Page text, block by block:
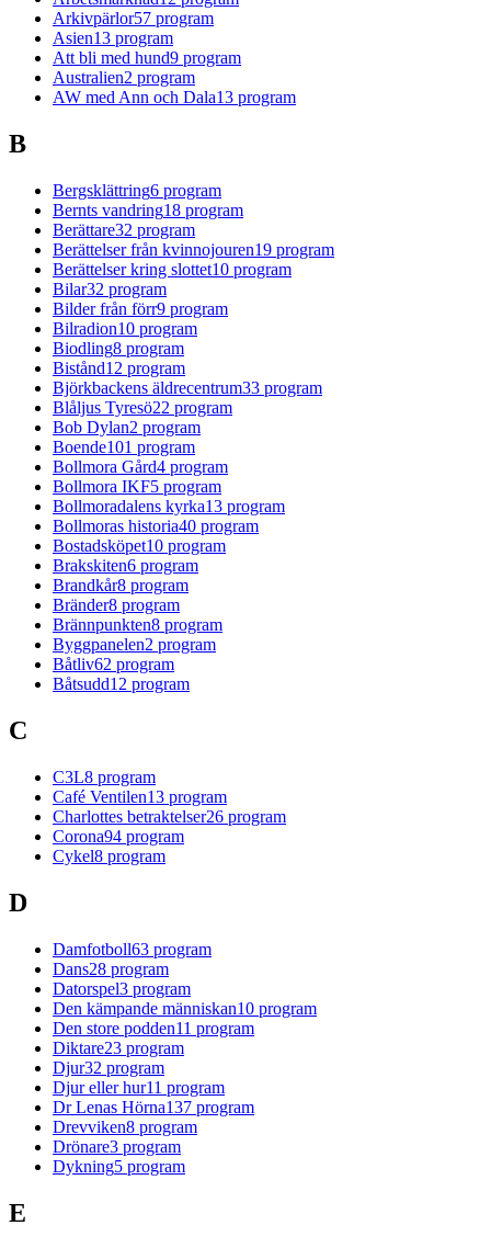
Arkivpärlor57 program
Asien13 program
Att bli med hund9 program
Australien2 program
AW med Ann och Dala13 program
B
Bergsklättring6 program
Bernts vandring18 program
Berättare32 program
Berättelser från kvinnojouren19 program
Berättelser kring slottet10 program
Bilar32 program
Bilder från förr9 program
Bilradion10 program
Biodling8 program
Bistånd12 program
Björkbackens äldrecentrum33 program
Blåljus Tyresö22 program
Bob Dylan2 program
Boende101 program
Bollmora Gård4 program
Bollmora IKF5 program
Bollmoradalens kyrka13 program
Bollmoras historia40 program
Bostadsköpet10 program
Brakskiten6 program
Brandkår8 program
Bränder8 program
Brännpunkten8 program
Byggpanelen2 program
Båtliv62 program
Båtsudd12 program
C
C3L8 program
Café Ventilen13 program
Charlottes betraktelser26 program
Corona94 program
Cykel8 program
D
Damfotboll63 program
Dans28 program
Datorspel3 program
Den kämpande människan10 program
Den store podden11 program
Diktare23 program
Djur32 program
Djur eller hur11 program
Dr Lenas Hörna137 program
Drevviken8 program
Drönare3 program
Dykning5 program
E